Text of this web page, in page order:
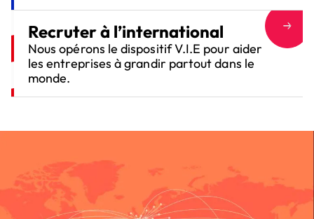
Recruter à l’international
Nous opérons le dispositif V.I.E pour aider
les entreprises à grandir partout dans le
monde.